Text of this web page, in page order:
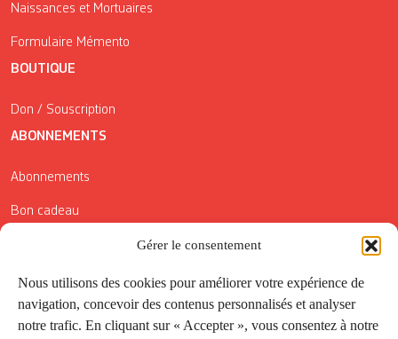
Gérer le consentement
Nous utilisons des cookies pour améliorer votre expérience de
navigation, concevoir des contenus personnalisés et analyser
notre trafic. En cliquant sur « Accepter », vous consentez à notre
Naissances et Mortuaires
Formulaire Mémento
BOUTIQUE
Don / Souscription
ABONNEMENTS
Abonnements
Bon cadeau
Conditions générales de vente
Réductions de la Carte Côté Courrier
Application